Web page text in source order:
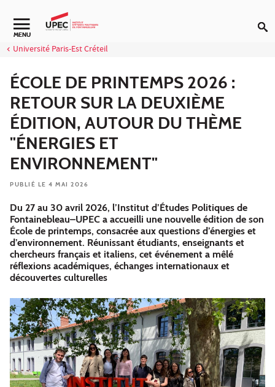
Aller au contenu
Navigation secondaire
MENU
Université Paris-Est Créteil
ÉCOLE DE PRINTEMPS 2026 :
RETOUR SUR LA DEUXIÈME
ÉDITION, AUTOUR DU THÈME
"ÉNERGIES ET
ENVIRONNEMENT"
PUBLIÉ LE 4 MAI 2026
Du 27 au 30 avril 2026, l’Institut d’Études Politiques de
Fontainebleau–UPEC a accueilli une nouvelle édition de son
École de printemps, consacrée aux questions d’énergies et
d’environnement. Réunissant étudiants, enseignants et
chercheurs français et italiens, cet événement a mêlé
réflexions académiques, échanges internationaux et
découvertes culturelles